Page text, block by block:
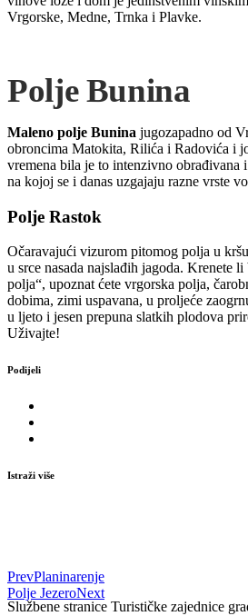
Vrgorske, Medne, Trnka i Plavke.
Polje Bunina
Maleno polje Bunina jugozapadno od
obroncima Matokita, Rilića i Radovića i
vremena bila je to intenzivno obrađivana
na kojoj se i danas uzgajaju razne vrste
Polje Rastok
Očaravajući vizurom pitomog polja u
u srce nasada najslađih jagoda. Krenete
polja“, upoznat ćete vrgorska polja,
dobima, zimi uspavana, u proljeće
u ljeto i jesen prepuna slatkih plodova
Uživajte!
Podijeli
Istraži više
PrevPlaninarenje
Polje JezeroNext
Službene stranice Turističke zajednice